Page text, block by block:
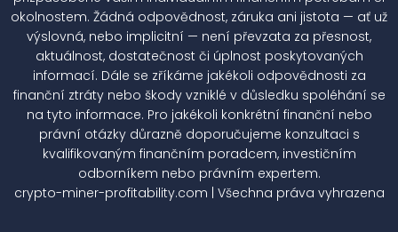
okolnostem. Žádná odpovědnost, záruka ani jistota — ať už
výslovná, nebo implicitní — není převzata za přesnost,
aktuálnost, dostatečnost či úplnost poskytovaných
informací. Dále se zříkáme jakékoli odpovědnosti za
finanční ztráty nebo škody vzniklé v důsledku spoléhání se
na tyto informace. Pro jakékoli konkrétní finanční nebo
právní otázky důrazně doporučujeme konzultaci s
kvalifikovaným finančním poradcem, investičním
odborníkem nebo právním expertem.
crypto-miner-profitability.com | Všechna práva vyhrazena